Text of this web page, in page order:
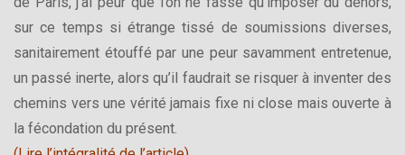
sur ce temps si étrange tissé de soumissions diverses,
sanitairement étouffé par une peur savamment entretenue,
un passé inerte, alors qu’il faudrait se risquer à inventer des
chemins vers une vérité jamais fixe ni close mais ouverte à
la fécondation du présent.